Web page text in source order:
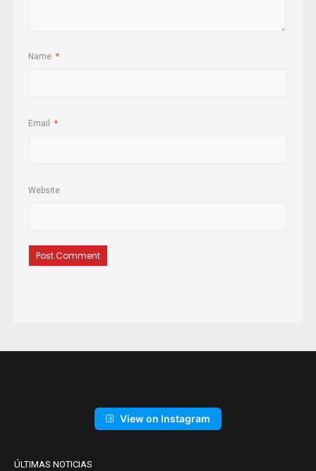
Name *
Email *
Website
View on Instagram
ÚLTIMAS NOTICIAS